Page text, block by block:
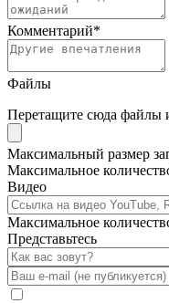
Комментарий*
Файлы
Перетащите сюда файлы
Максимальный размер
Максимальное
Видео
Максимальное
Представьтесь